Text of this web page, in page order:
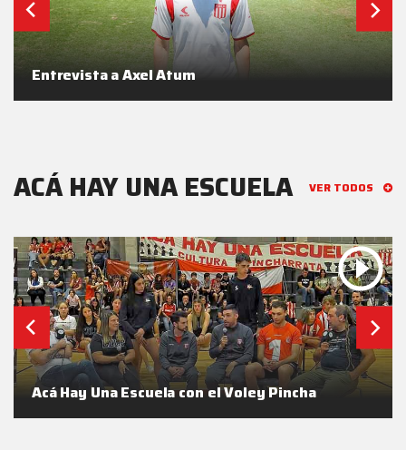
Entrevista a Axel Atum
ACÁ HAY UNA ESCUELA VER TODOS
Acá Hay Una Escuela con el Voley Pincha